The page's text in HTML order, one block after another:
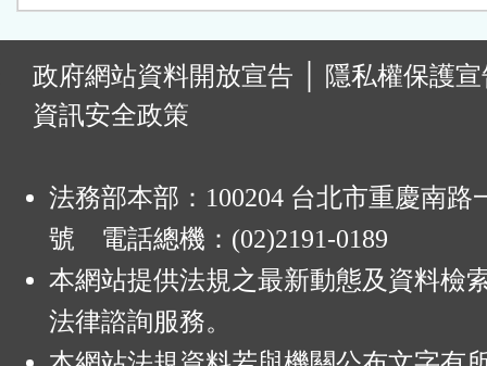
政府網站資料開放宣告
隱私權保護
資訊安全政策
法務部本部：100204 台北市重慶南路
號 電話總機：(02)2191-0189
本網站提供法規之最新動態及資料檢
法律諮詢服務。